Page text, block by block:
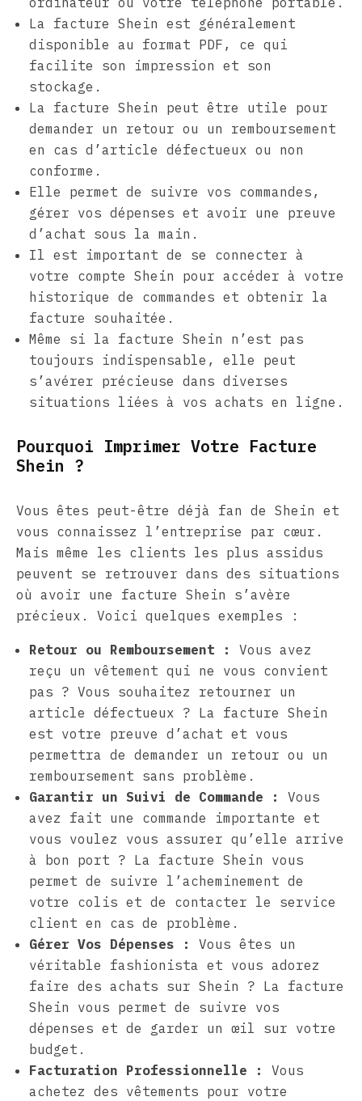
La facture Shein est généralement
disponible au format PDF, ce qui
facilite son impression et son
stockage.
La facture Shein peut être utile pour
demander un retour ou un remboursement
en cas d’article défectueux ou non
conforme.
Elle permet de suivre vos commandes,
gérer vos dépenses et avoir une preuve
d’achat sous la main.
Il est important de se connecter à
votre compte Shein pour accéder à votre
historique de commandes et obtenir la
facture souhaitée.
Même si la facture Shein n’est pas
toujours indispensable, elle peut
s’avérer précieuse dans diverses
situations liées à vos achats en ligne.
Pourquoi Imprimer Votre Facture
Shein ?
Vous êtes peut-être déjà fan de Shein et
vous connaissez l’entreprise par cœur.
Mais même les clients les plus assidus
peuvent se retrouver dans des situations
où avoir une facture Shein s’avère
précieux. Voici quelques exemples :
Retour ou Remboursement :
Vous avez
reçu un vêtement qui ne vous convient
pas ? Vous souhaitez retourner un
article défectueux ? La facture Shein
est votre preuve d’achat et vous
permettra de demander un retour ou un
remboursement sans problème.
Garantir un Suivi de Commande :
Vous
avez fait une commande importante et
vous voulez vous assurer qu’elle arrive
à bon port ? La facture Shein vous
permet de suivre l’acheminement de
votre colis et de contacter le service
client en cas de problème.
Gérer Vos Dépenses :
Vous êtes un
véritable fashionista et vous adorez
faire des achats sur Shein ? La facture
Shein vous permet de suivre vos
dépenses et de garder un œil sur votre
budget.
Facturation Professionnelle :
Vous
achetez des vêtements pour votre